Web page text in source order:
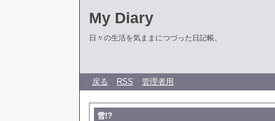
My Diary
日々の生活を気ままにつづった日記帳。
戻る RSS 管理者用
雪!?